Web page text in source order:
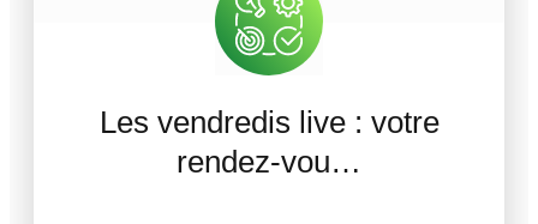
Les vendredis live : votre
rendez-vou…